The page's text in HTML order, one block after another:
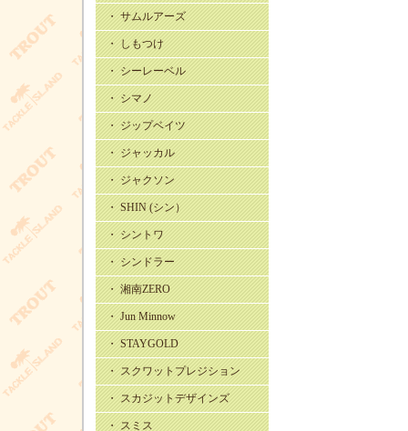
・ サムルアーズ
・ しもつけ
・ シーレーベル
・ シマノ
・ ジップベイツ
・ ジャッカル
・ ジャクソン
・ SHIN (シン）
・ シントワ
・ シンドラー
・ 湘南ZERO
・ Jun Minnow
・ STAYGOLD
・ スクワットプレジション
・ スカジットデザインズ
・ スミス